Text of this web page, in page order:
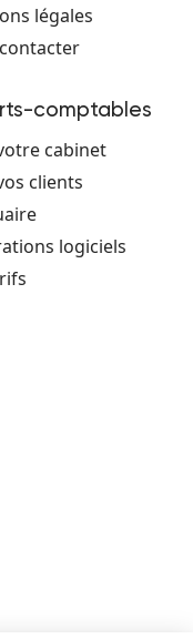
légales
comptables
cabinet
clients
logiciels